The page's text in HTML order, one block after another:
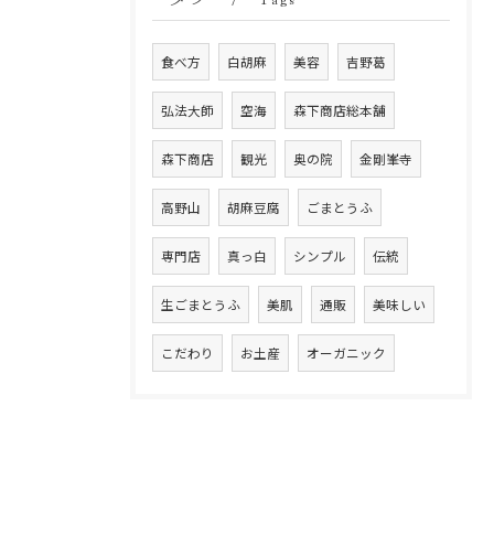
食べ方 白胡麻 美容 吉野葛
弘法大師 空海 森下商店総本舗
森下商店 観光 奥の院 金剛峯寺
高野山 胡麻豆腐 ごまとうふ
専門店 真っ白 シンプル 伝統
生ごまとうふ 美肌 通販 美味しい
こだわり お土産 オーガニック